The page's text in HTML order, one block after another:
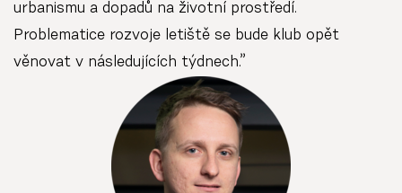
urbanismu a dopadů na životní prostředí.
Problematice rozvoje letiště se bude klub opět
věnovat v následujících týdnech.”